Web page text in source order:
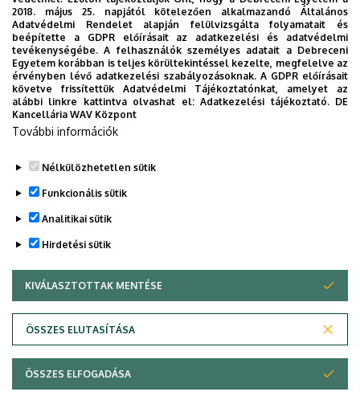
Adatvédelem
Szerzői jog © 2026 Unideb
2018. május 25. napjától kötelezően alkalmazandó Általános
Adatvédelmi Rendelet alapján felülvizsgálta folyamatait és
beépítette a GDPR előírásait az adatkezelési és adatvédelmi
tevékenységébe. A felhasználók személyes adatait a Debreceni
Egyetem korábban is teljes körültekintéssel kezelte, megfelelve az
érvényben lévő adatkezelési szabályozásoknak. A GDPR előírásait
követve frissítettük Adatvédelmi Tájékoztatónkat, amelyet az
alábbi linkre kattintva olvashat el:Adatkezelési tájékoztató. DE
Kancellária WAV Központ
További információk
Nélkülözhetetlen sütik
Funkcionális sütik
Analitikai sütik
Hirdetési sütik
KIVÁLASZTOTTAK MENTÉSE
ÖSSZES ELUTASÍTÁSA
WITHDRAW CONSENT
ÖSSZES ELFOGADÁSA